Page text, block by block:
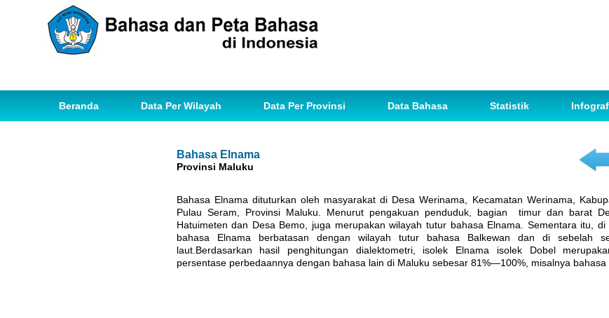
Beranda Data Per Wilayah Data Per Provinsi Data Bahasa Statistik
Bahasa Elnama
Provinsi Maluku
Bahasa Elnama dituturkan oleh masyarakat di Desa Werinama, Kecamatan Werinama,
Pulau Seram, Provinsi Maluku. Menurut pengakuan penduduk, bagian timur dan barat
Hatuimeten dan Desa Bemo, juga merupakan wilayah tutur bahasa Elnama. Sementara itu,
bahasa Elnama berbatasan dengan wilayah tutur bahasa Balkewan dan di sebelah
laut.Berdasarkan hasil penghitungan dialektometri, isolek Elnama isolek Dobel
persentase perbedaannya dengan bahasa lain di Maluku sebesar 81%—100%, misalnya bahasa